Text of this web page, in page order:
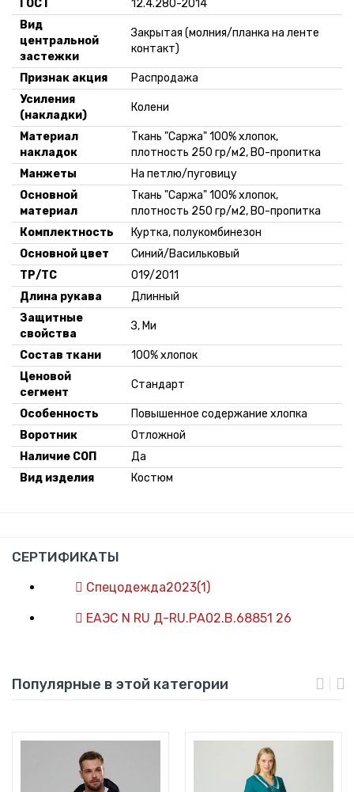
ГОСТ
12.4.280-2014
Вид
центральной
застежки
Закрытая (молния/планка на ленте
контакт)
Признак акция
Распродажа
Усиления
(накладки)
Колени
Материал
накладок
Ткань "Саржа" 100% хлопок,
плотность 250 гр/м2, ВО-пропитка
Манжеты
На петлю/пуговицу
Основной
материал
Ткань "Саржа" 100% хлопок,
плотность 250 гр/м2, ВО-пропитка
Комплектность
Куртка, полукомбинезон
Основной цвет
Синий/Васильковый
ТР/ТС
019/2011
Длина рукава
Длинный
Защитные
свойства
З, Ми
Состав ткани
100% хлопок
Ценовой
сегмент
Стандарт
Особенность
Повышенное содержание хлопка
Воротник
Отложной
Наличие СОП
Да
Вид изделия
Костюм
СЕРТИФИКАТЫ
Спецодежда2023(1)
ЕАЭС N RU Д-RU.РА02.В.68851 26
Популярные в этой категории